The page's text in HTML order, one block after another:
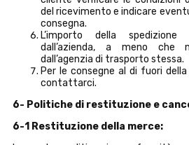
del ricevimento e indicare
consegna.
L’importo della
dall’azienda, a meno che
dall’agenzia di trasporto stessa.
Per le consegne al di fuori
contattarci.
6- Politiche di restituzione e
6-1 Restituzione della merce: